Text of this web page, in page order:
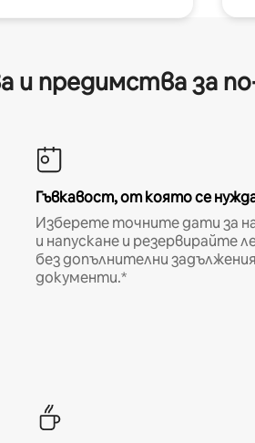
и предимства за
Гъвкавост, от която се
Изберете точните дати за
и напускане и резервирайте
без допълнителни
документи.*